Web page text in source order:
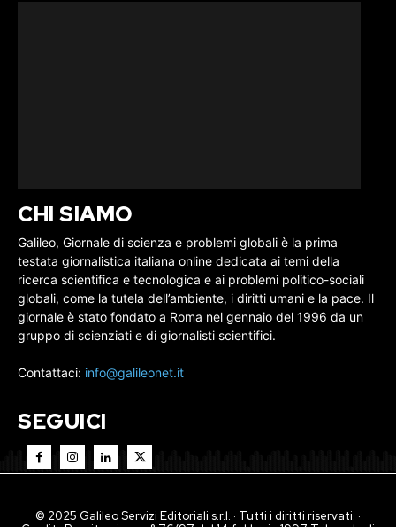
CHI SIAMO
Galileo, Giornale di scienza e problemi globali è la prima
testata giornalistica italiana online dedicata ai temi della
ricerca scientifica e tecnologica e ai problemi politico-sociali
globali, come la tutela dell’ambiente, i diritti umani e la pace. Il
giornale è stato fondato a Roma nel gennaio del 1996 da un
gruppo di scienziati e di giornalisti scientifici.
Contattaci: info@galileonet.it
SEGUICI
© 2025 Galileo Servizi Editoriali s.r.l. · Tutti i diritti riservati. ·